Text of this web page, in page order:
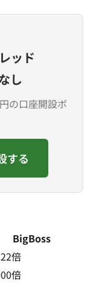
ッド
し
の口座開設ボ
する
BigBoss
倍
倍